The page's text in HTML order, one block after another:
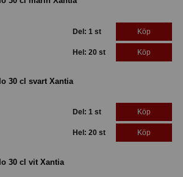
Del: 1 st Köp
Hel: 20 st Köp
30 cl svart Xantia
Del: 1 st Köp
Hel: 20 st Köp
30 cl vit Xantia